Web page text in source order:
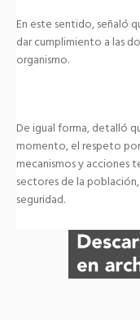
En este sentido, señaló
dar cumplimiento a las
organismo.
De igual forma, detalló
momento, el respeto
mecanismos y
sectores de la
seguridad.